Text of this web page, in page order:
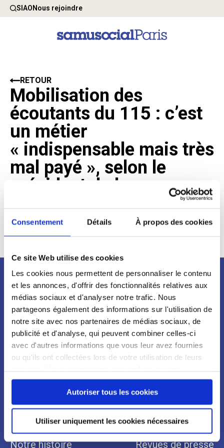
Consentement Détails À propos des cookies
Ce site Web utilise des cookies
Les cookies nous permettent de personnaliser le contenu
et les annonces, d'offrir des fonctionnalités relatives aux
médias sociaux et d'analyser notre trafic. Nous
partageons également des informations sur l'utilisation de
notre site avec nos partenaires de médias sociaux, de
publicité et d'analyse, qui peuvent combiner celles-ci
avec d'autres informations que vous leur avez fournies
ou qu'ils ont collectées lors de votre utilisation de leurs
continuez à utiliser notre site Web.
Autoriser tous les cookies
Utiliser uniquement les cookies nécessaires
SIAONous rejoindre
Mobilisation des
écoutants du 115 : c’est
un métier
« indispensable mais très
mal payé », selon le
président de la
Fédération des acteurs
de la solidarité
RETOUR
Newsletter
Qui sommes-nous ?
Notre organisation
Notre histoire
Espace Presse
Communiqués
Revues de presse